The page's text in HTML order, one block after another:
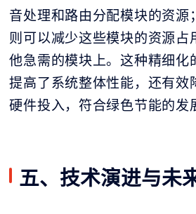
音处理和路由分配模块的资源
则可以减少这些模块的资源占
他急需的模块上。这种精细化
提高了系统整体性能，还有效
硬件投入，符合绿色节能的发
五、技术演进与未